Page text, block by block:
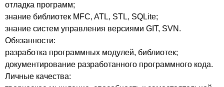
отладка программ;
знание библиотек MFC, ATL, STL, SQLite;
знание систем управления версиями GIT, SVN.
Обязанности:
разработка программных модулей, библиотек;
документирование разработанного программного кода.
Личные качества: